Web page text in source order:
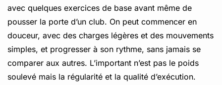
avec quelques exercices de base avant même de
pousser la porte d’un club. On peut commencer en
douceur, avec des charges légères et des mouvements
simples, et progresser à son rythme, sans jamais se
comparer aux autres. L’important n’est pas le poids
soulevé mais la régularité et la qualité d’exécution.